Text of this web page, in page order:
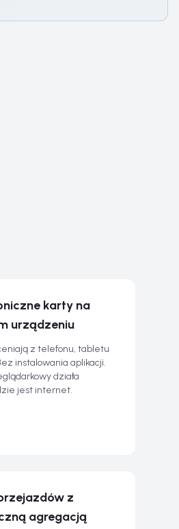
karty na
urządzeniu
z telefonu, tabletu
instalowania aplikacji.
działa
jest internet.
z
agregacją